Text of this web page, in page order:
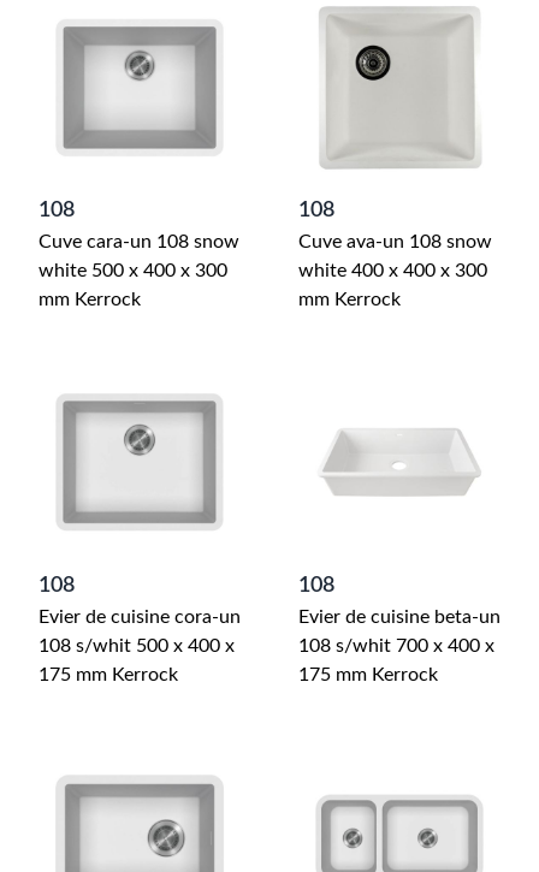
108
Cuve cara-un 108 snow
white 500 x 400 x 300
mm Kerrock
108
Cuve ava-un 108 snow
white 400 x 400 x 300
mm Kerrock
108
Evier de cuisine cora-un
108 s/whit 500 x 400 x
175 mm Kerrock
108
Evier de cuisine beta-un
108 s/whit 700 x 400 x
175 mm Kerrock